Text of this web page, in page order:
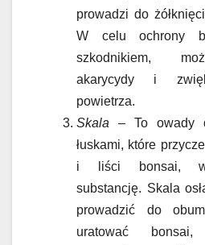
prowadzi do
W celu ochrony
szkodnikiem,
akarycydy i
powietrza.
Skala – To owady
łuskami, które
i liści bonsai,
substancję. Skala
prowadzić do
uratować